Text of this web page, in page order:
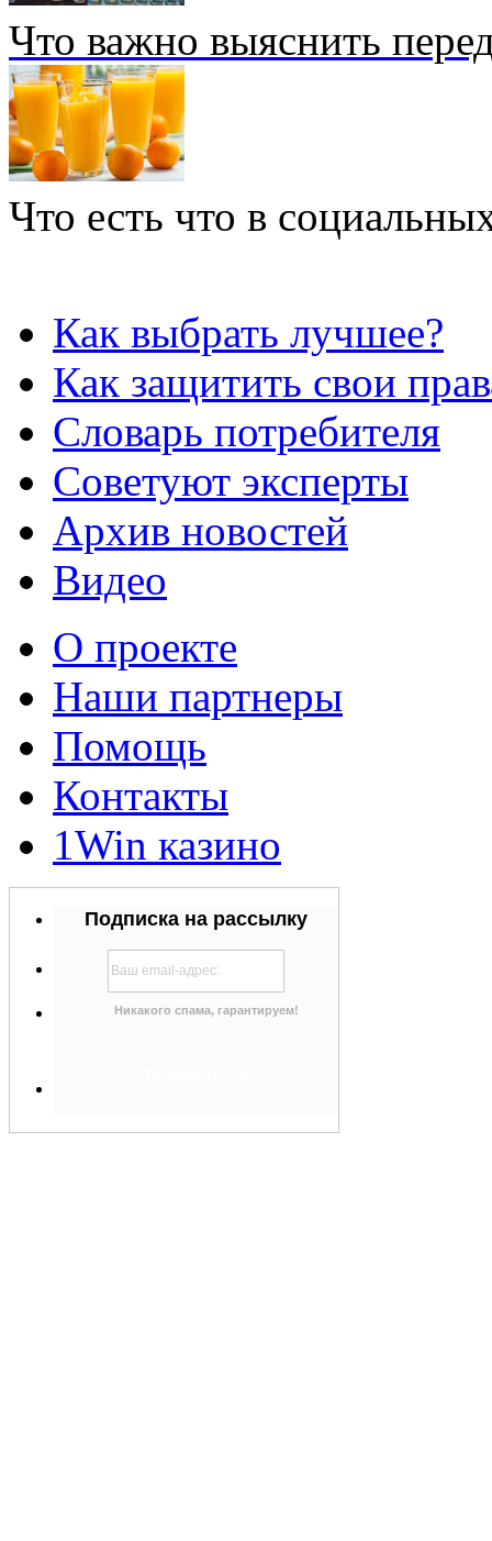
Что важно выяснить
Что есть что в
Как выбрать лучшее?
Как защитить свои
Словарь потребителя
Советуют эксперты
Архив новостей
Видео
О проекте
Наши партнеры
Помощь
Контакты
1Win казино
Подписка на рассылку
Никакого спама, гарантируем!